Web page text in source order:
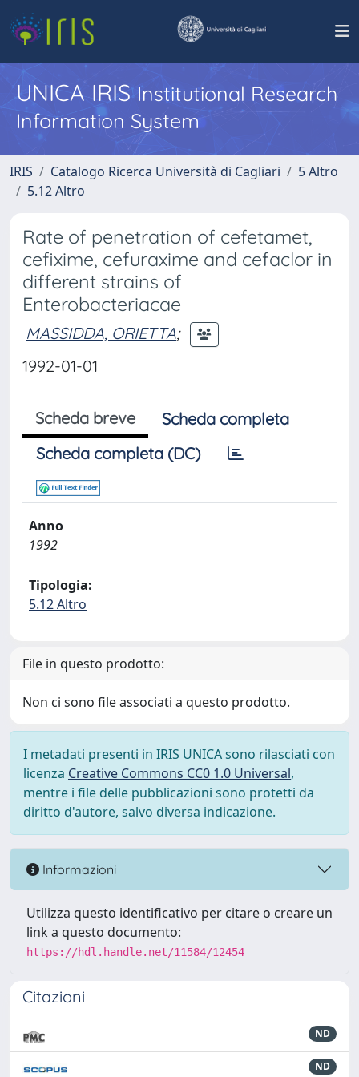
UNICA IRISInstitutional Research
Information System
IRIS Catalogo Ricerca Università di Cagliari
5 Altro
5.12 Altro
Rate of penetration of cefetamet,
cefixime, cefuraxime and cefaclor in
different strains of
Enterobacteriacae
MASSIDDA, ORIETTA;
1992-01-01
Scheda breve
Scheda completa
Scheda completa (DC)
Anno
1992
Tipologia:
5.12 Altro
File in questo prodotto:
Non ci sono file associati a questo prodotto.
I metadati presenti in IRIS UNICA sono rilasciati con
licenza Creative Commons CC0 1.0 Universal,
mentre i file delle pubblicazioni sono protetti da
diritto d'autore, salvo diversa indicazione.
Informazioni
Utilizza questo identificativo per citare o creare un
link a questo documento:
https://hdl.handle.net/11584/12454
Citazioni
ND
ND